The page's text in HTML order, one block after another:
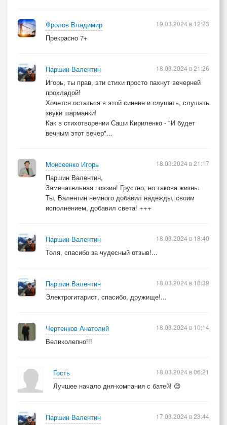
Фролов Владимир
Прекрасно 7+
19.03.2024 в 12:23
Паршин Валентин
Игорь, ты прав, эти стихи просто пахнут вечерней
прохладой!
Хочется остаться в этой синеве и слушать, слушать
звуки шарманки!
Как в стихотворении Саши Кириленко - "И будет
вечным этот вечер"...
18.03.2024 в 21:26
Моисеенко Игорь
Паршин Валентин,
Замечательная поэзия! Грустно, но такова жизнь.
Ты, Валентин немного добавил надежды, своим
исполнением, добавил света! +++
18.03.2024 в 21:17
Паршин Валентин
Толя, спасибо за чудесный отзыв!...
18.03.2024 в 18:40
Паршин Валентин
Электрогитарист, спасибо, дружище!...
18.03.2024 в 18:39
Чертенков Анатолий
Великолепно!!!
18.03.2024 в 10:14
Гость
Лучшее начало дня-компания с батей! 😊
18.03.2024 в 06:21
Паршин Валентин
17.03.2024 в 23:44